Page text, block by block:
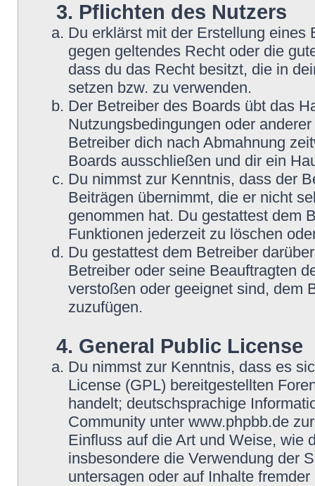
3. Pflichten des Nutzers
Du erklärst mit der Erstellung eines
gegen geltendes Recht oder die
dass du das Recht besitzt, die in
setzen bzw. zu verwenden.
Der Betreiber des Boards übt das
Nutzungsbedingungen oder
Betreiber dich nach Abmahnung
Boards ausschließen und dir ein
Du nimmst zur Kenntnis, dass der
Beiträgen übernimmt, die er nicht
genommen hat. Du gestattest dem
Funktionen jederzeit zu löschen
Du gestattest dem Betreiber
Betreiber oder seine Beauftragten
verstoßen oder geeignet sind, dem
zuzufügen.
4. General Public License
Du nimmst zur Kenntnis, dass es
License (GPL) bereitgestellten
handelt; deutschsprachige
Community unter www.phpbb.de
Einfluss auf die Art und Weise, wie
insbesondere die Verwendung der
untersagen oder auf Inhalte